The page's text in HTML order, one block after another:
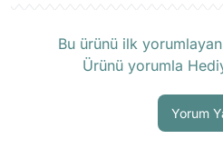
Bu ürünü ilk
Ürünü yorumla
Yorum